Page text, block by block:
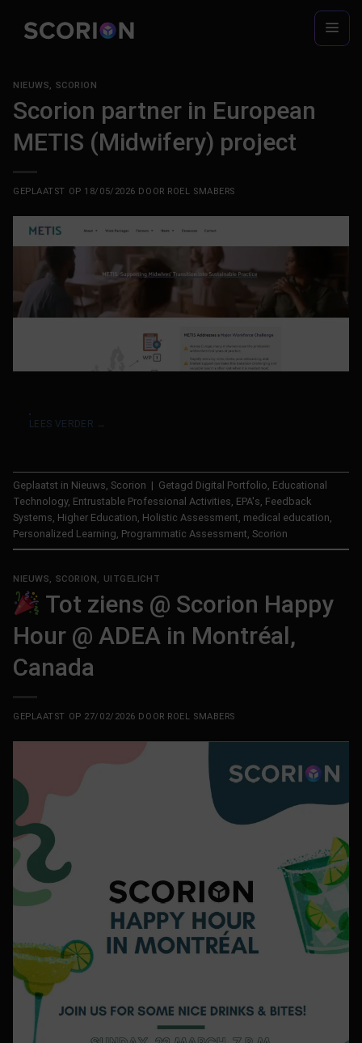
NIEUWS, SCORION
Scorion partner in European
METIS (Midwifery) project
GEPLAATST OP 18/05/2026 DOOR ROEL SMABERS
LEES VERDER →
Geplaatst in Nieuws, Scorion | Getagd Digital Portfolio, Educational
Technology, Entrustable Professional Activities, EPA's, Feedback
Systems, Higher Education, Holistic Assessment, medical education,
Personalized Learning, Programmatic Assessment, Scorion
NIEUWS, SCORION, UITGELICHT
Tot ziens @ Scorion Happy
Hour @ ADEA in Montréal,
Canada
GEPLAATST OP 27/02/2026 DOOR ROEL SMABERS